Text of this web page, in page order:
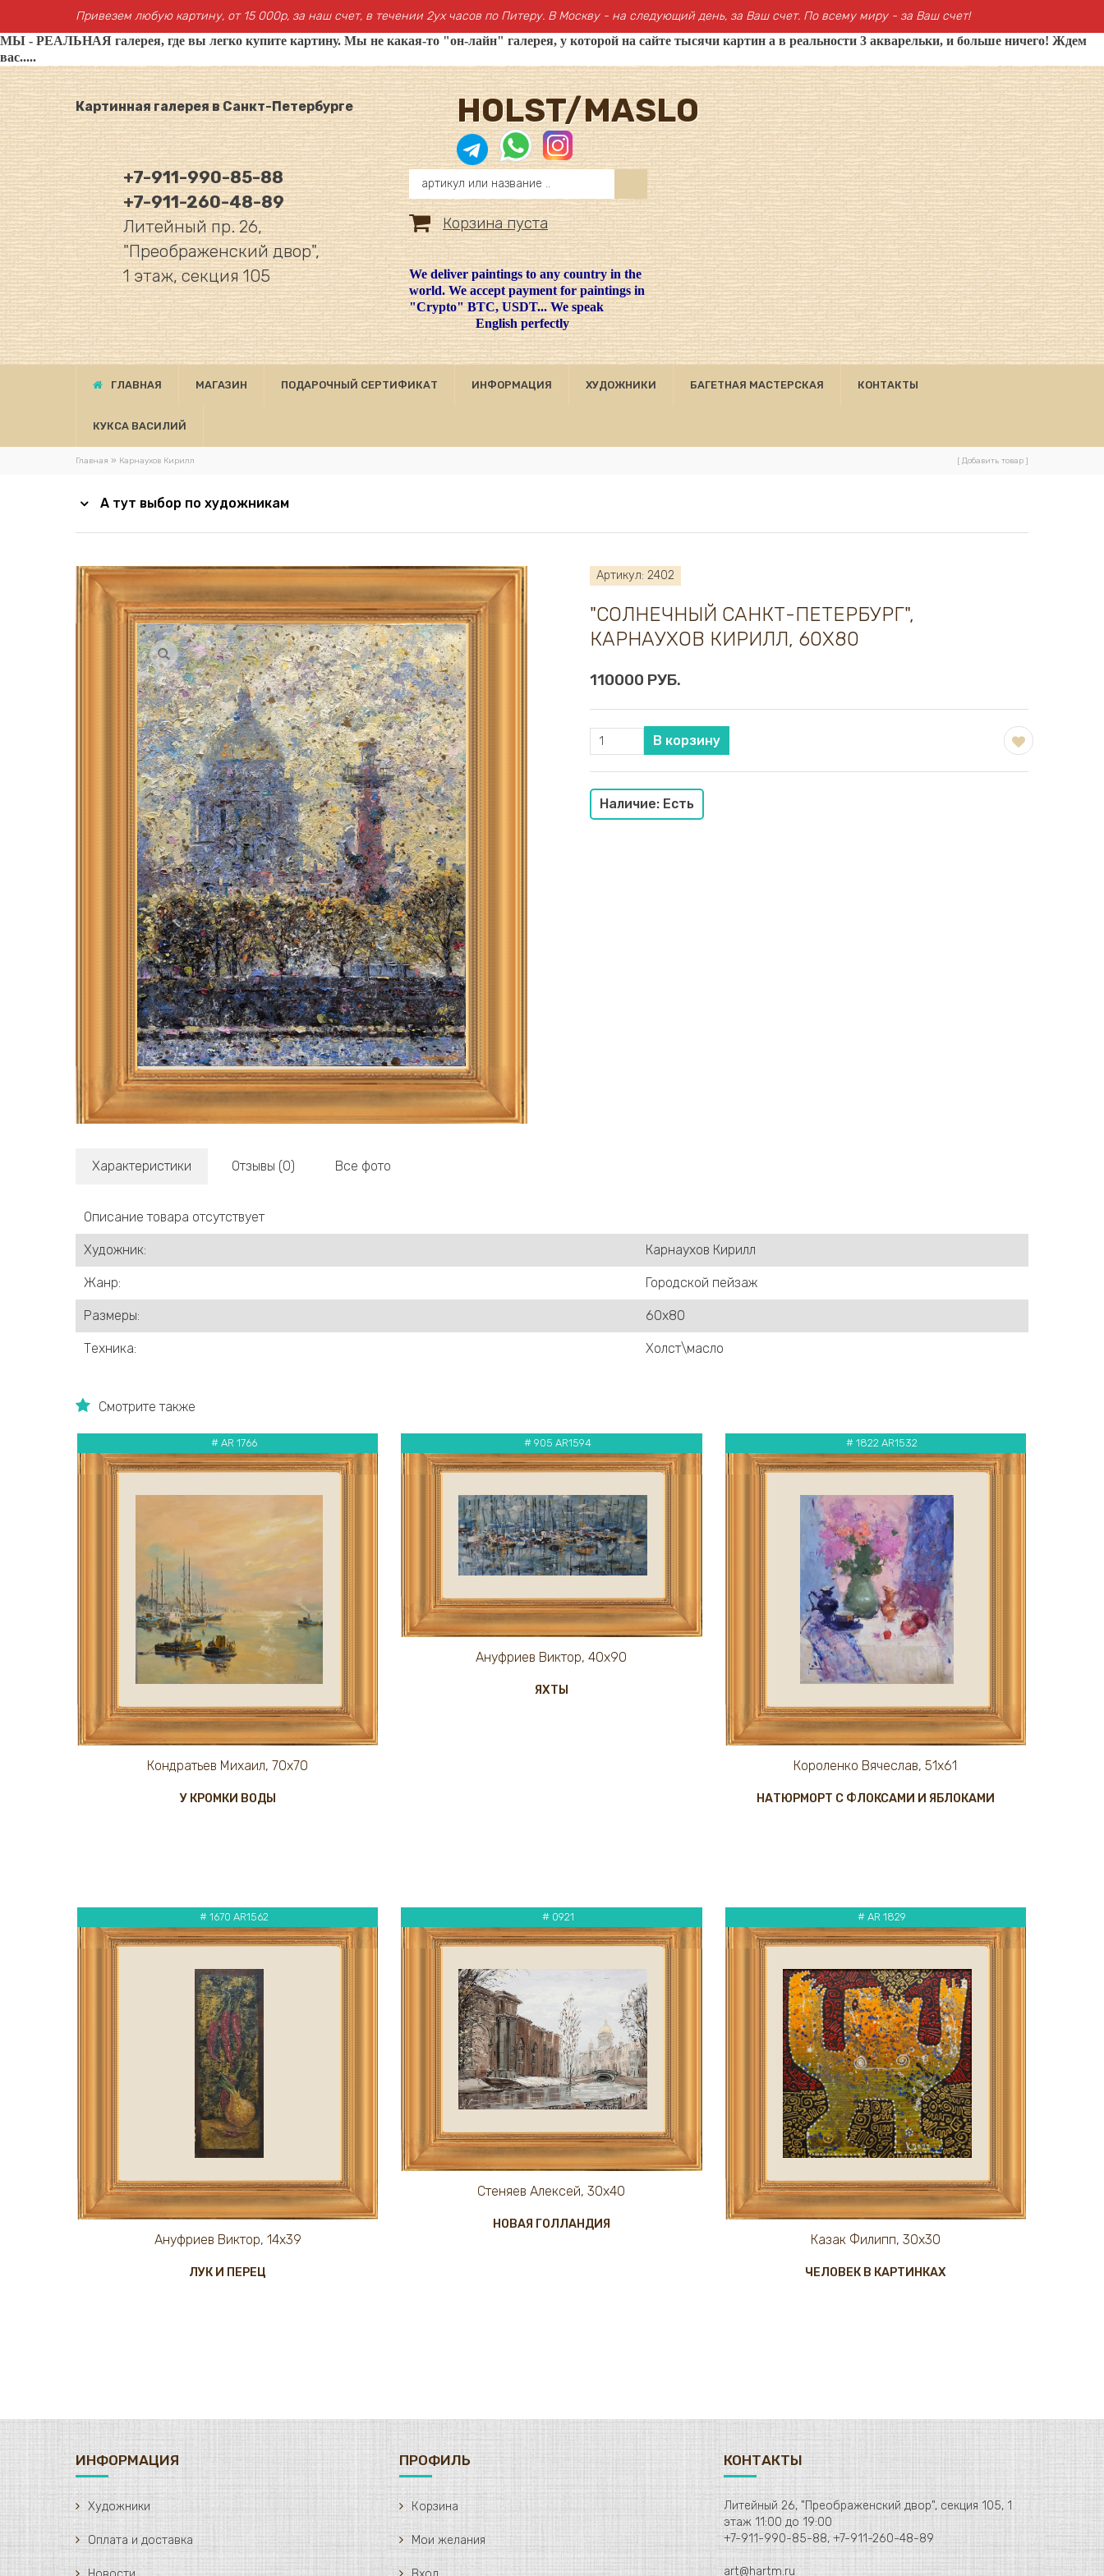
Привезем любую картину, от 15 000р, за наш счет, в течении 2ух часов по Питеру. В Москву - на следующий день, за Ваш счет. По всему миру - за Ваш счет!
МЫ - РЕАЛЬНАЯ галерея, где вы легко купите картину. Мы не какая-то "он-лайн" галерея, у которой на сайте тысячи картин а в реальности 3 акварельки, и больше ничего! Ждем
вас.....
Картинная галерея в Санкт-Петербурге HOLST/MASLO
+7-911-990-85-88
+7-911-260-48-89
Литейный пр. 26,
"Преображенский двор",
1 этаж, секция 105
Корзина пуста
We deliver paintings to any country in the
world. We accept payment for paintings in
"Crypto" BTC, USDT... We speak
English perfectly
ГЛАВНАЯ МАГАЗИН ПОДАРОЧНЫЙ СЕРТИФИКАТ ИНФОРМАЦИЯ ХУДОЖНИКИ БАГЕТНАЯ МАСТЕРСКАЯ КОНТАКТЫ
КУКСА ВАСИЛИЙ
Главная » Карнаухов Кирилл [ Добавить товар ]
А тут выбор по художникам
Артикул: 2402
"СОЛНЕЧНЫЙ САНКТ-ПЕТЕРБУРГ",
КАРНАУХОВ КИРИЛЛ, 60Х80
110000 РУБ.
Наличие: Есть
Характеристики Отзывы (0) Все фото
Описание товара отсутствует
Художник: Карнаухов Кирилл
Жанр: Городской пейзаж
Размеры: 60х80
Техника: Холст\масло
Смотрите также
# AR 1766
Кондратьев Михаил, 70х70
У КРОМКИ ВОДЫ
# 905 AR1594
Ануфриев Виктор, 40х90
ЯХТЫ
# 1822 AR1532
Короленко Вячеслав, 51х61
НАТЮРМОРТ С ФЛОКСАМИ И ЯБЛОКАМИ
# 1670 AR1562
Ануфриев Виктор, 14х39
ЛУК И ПЕРЕЦ
# 0921
Стеняев Алексей, 30х40
НОВАЯ ГОЛЛАНДИЯ
# AR 1829
Казак Филипп, 30х30
ЧЕЛОВЕК В КАРТИНКАХ
ИНФОРМАЦИЯ
Художники
Оплата и доставка
ПРОФИЛЬ
Корзина
Мои желания
КОНТАКТЫ
Литейный 26, "Преображенский двор", секция 105, 1
этаж 11:00 до 19:00
+7-911-990-85-88, +7-911-260-48-89
art@hartm.ru